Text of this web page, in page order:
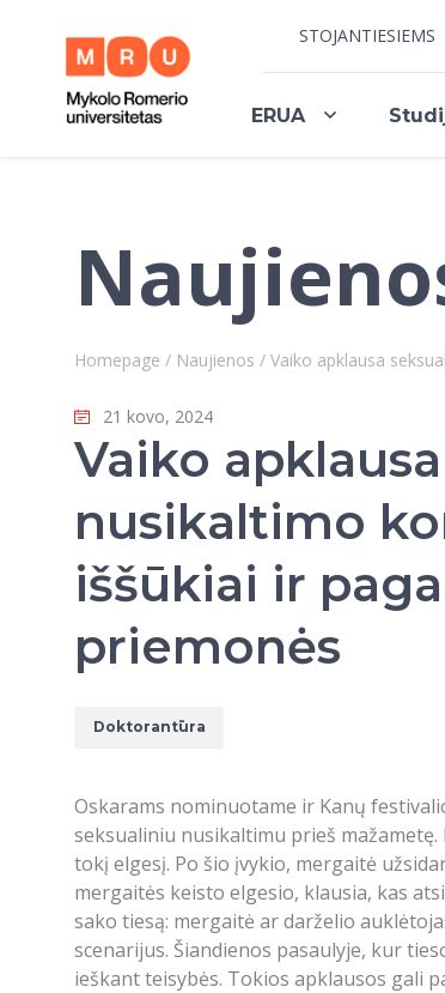
STOJANTIESIEMS
ERUA
Homepage / Naujienos / Vaiko apklausa
21 kovo, 2024
Vaiko
nusikaltimo
iššūkiai ir
priemonės
Doktorantūra
Oskarams nominuotame ir Kanų
seksualiniu nusikaltimu prieš
tokį elgesį. Po šio įvykio, mergaitė
mergaitės keisto elgesio, klausia, kas
sako tiesą: mergaitė ar darželio
scenarijus. Šiandienos pasaulyje, kur
ieškant teisybės. Tokios apklausos gali